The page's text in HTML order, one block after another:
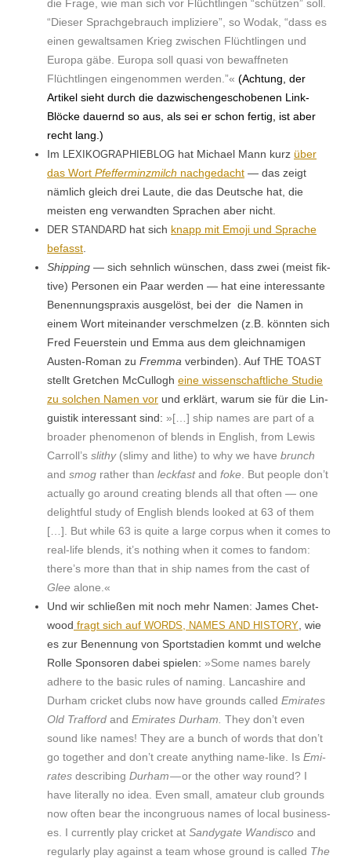
die Frage, wie man sich vor Flüchtlin­gen “schützen” soll.
“Dieser Sprachge­brauch impliziere”, so Wodak, “dass es
einen gewalt­samen Krieg zwis­chen Flüchtlin­gen und
Europa gäbe. Europa soll qua­si von bewaffneten
Flüchtlin­gen ein­genom­men wer­den.”« (Achtung, der
Artikel sieht durch die dazwis­chengeschobe­nen Link-
Blöcke dauernd so aus, als sei er schon fer­tig, ist aber
recht lang.)
Im LEXIKOGRAPHIEBLOG hat Michael Mann kurz über
das Wort Pfef­fer­minzmilch nachgedacht — das zeigt
näm­lich gle­ich drei Laute, die das Deutsche hat, die
meis­ten eng ver­wandten Sprachen aber nicht.
DER STANDARD hat sich knapp mit Emo­ji und Sprache
befasst
Ship­ping — sich sehn­lich wün­schen, dass zwei (meist fik­
tive) Per­so­n­en ein Paar wer­den — hat eine inter­es­sante
Benen­nung­sprax­is aus­gelöst, bei der die Namen in
einem Wort miteinan­der ver­schmelzen (z.B. kön­nten sich
Fred Feuer­stein und Emma aus dem gle­ich­nami­gen
Austen-Roman zu Frem­ma verbinden). Auf THE TOAST
stellt Gretchen McCul­logh eine wis­senschaftliche Studie
zu solchen Namen vor und erk­lärt, warum sie für die Lin­
guis­tik inter­es­sant sind: »[…] ship names are part of a
broad­er phe­nom­e­non of blends in Eng­lish, from Lewis
Carroll’s slithy(slimy and lithe) to why we have brunch
and smog rather than leck­fastand foke . But peo­ple don’t
actu­al­ly go around cre­at­ing blends all that often — one
delight­ful study of Eng­lish blends looked at 63 of them
[…]. But while 63 is quite a large cor­pus when it comes to
real-life blends, it’s noth­ing when it comes to fan­dom:
there’s more than that in ship names from the cast of
Glee alone.«
Und wir schließen mit noch mehr Namen: James Chet­
wood fragt sich auf WORDS NAMES AND HISTORY
, wie
es zur Benen­nung von Sport­sta­di­en kommt und welche
Rolle Spon­soren dabei spie­len: »Some names bare­ly
adhere to the basic rules of nam­ing. Lan­cashire and
Durham crick­et clubs now have grounds called Emi­rates
Old Traf­ford and Emi­rates Durham. They don’t even
sound like names! They are a bunch of words that don’t
go togeth­er and don’t cre­ate any­thing name-like. Is Emi­
rates describ­ing Durham —or the oth­er way round? I
have lit­er­al­ly no idea. Even small, ama­teur club grounds
now often bear the incon­gru­ous names of local busi­ness­
es. I cur­rent­ly play crick­et at Sandy­gate Wan­dis­co and
reg­u­lar­ly play against a team whose ground is called The